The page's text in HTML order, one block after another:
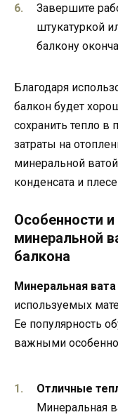
Завершите
штукатуркой
балкону
Благодаря
балкон будет
сохранить тепло в
затраты на
минеральной
конденсата и
Особенности
минеральной
балкона
Минеральная вата
используемых
Ее популярность
важными
Отличные
Минеральная